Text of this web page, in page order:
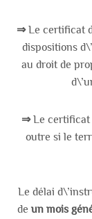
⇒Le certificat
dispositions
au droit de
⇒Le certificat
outre si le
Le délai
de un mois